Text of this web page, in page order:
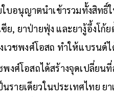
บอนุญาตนำเข้ารวมทั้งสิทธิ์
ซีย, ยาป่ายฟุ่ง และยางู้อึ้งโ
ชพงศ์โอสถ ทำให้แบรนด์ไ
พงศ์โอสถได้สร้างจุดเปลี่ยน
นรายเดียวในประเทศไทย